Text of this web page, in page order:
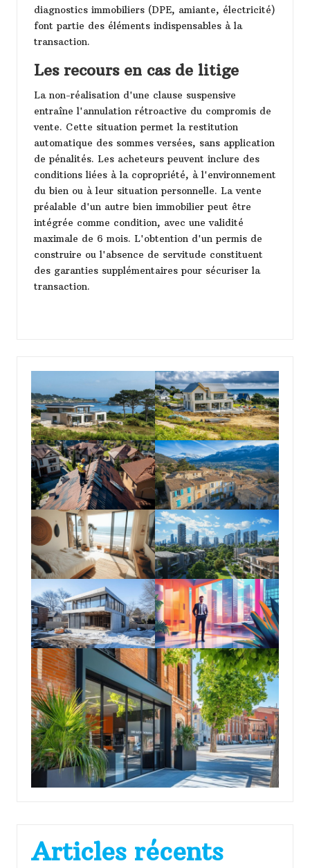
diagnostics immobiliers (DPE, amiante, électricité)
font partie des éléments indispensables à la
transaction.
Les recours en cas de litige
La non-réalisation d'une clause suspensive
entraîne l'annulation rétroactive du compromis de
vente. Cette situation permet la restitution
automatique des sommes versées, sans application
de pénalités. Les acheteurs peuvent inclure des
conditions liées à la copropriété, à l'environnement
du bien ou à leur situation personnelle. La vente
préalable d'un autre bien immobilier peut être
intégrée comme condition, avec une validité
maximale de 6 mois. L'obtention d'un permis de
construire ou l'absence de servitude constituent
des garanties supplémentaires pour sécuriser la
transaction.
Articles récents